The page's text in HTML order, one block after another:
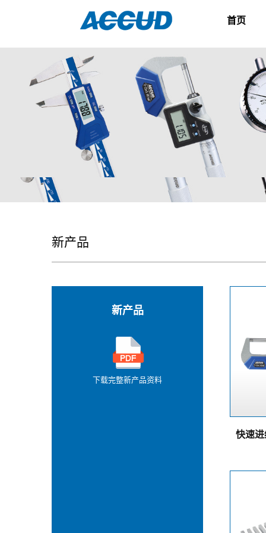
首页
新产品
新产品
下载完整新产品资料
快速